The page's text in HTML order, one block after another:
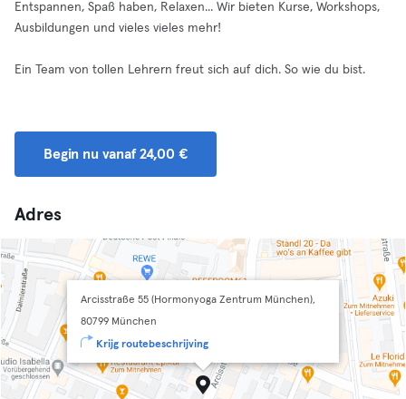
Entspannen, Spaß haben, Relaxen... Wir bieten Kurse, Workshops,
Ausbildungen und vieles vieles mehr!
Ein Team von tollen Lehrern freut sich auf dich. So wie du bist.
Begin nu vanaf 24,00 €
Adres
Arcisstraße 55 (Hormonyoga Zentrum München),
80799 München
Krijg routebeschrijving